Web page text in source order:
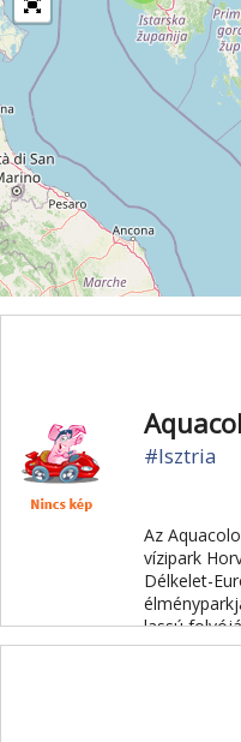
#Isztria
Az
vízipark
Délkelet-
lassú